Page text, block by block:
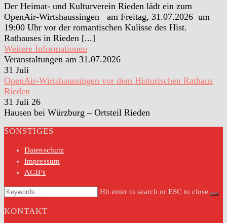
Der Heimat- und Kulturverein Rieden lädt ein zum
OpenAir-Wirtshaussingen am Freitag, 31.07.2026 um
19:00 Uhr vor der romantischen Kulisse des Hist.
Rathauses in Rieden [...]
Weitere Informationen
Veranstaltungen am 31.07.2026
31 Juli
OpenAir-Wirtshaussingen vor dem Historischen Rathaus
Rieden
31 Juli 26
Hausen bei Würzburg – Ortsteil Rieden
SONSTIGES
Datenschutz
Impressum
AGB’s
Hit enter to search or ESC to close
KONTAKT